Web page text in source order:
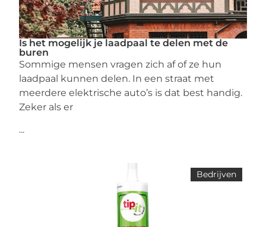
Is het mogelijk je laadpaal te delen met de
buren
Sommige mensen vragen zich af of ze hun
laadpaal kunnen delen. In een straat met
meerdere elektrische auto’s is dat best handig.
Zeker als er
...
Bedrijven